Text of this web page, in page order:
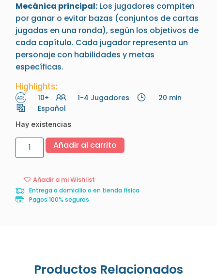
Mecánica principal: Los jugadores compiten
por ganar o evitar bazas (conjuntos de cartas
jugadas en una ronda), según los objetivos de
cada capítulo. Cada jugador representa un
personaje con habilidades y metas
específicas.
Highlights:
10+ 1-4 Jugadores
20 min
Español
Hay existencias
Añadir al carrito
Añadir a mi Wishlist
Entrega a domicilio o en tienda física
Pagos 100% seguros
Productos Relacionados